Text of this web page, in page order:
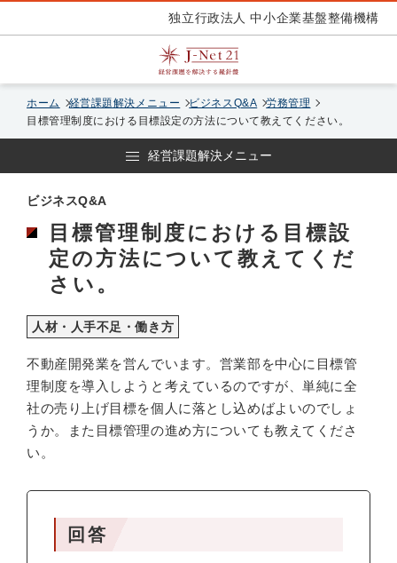
独立行政法人 中小企業基盤整備機構
ホーム 経営課題解決メニュー ビジネスQ&A
労務管理
目標管理制度における目標設定の方法について教えてください。
経営課題解決メニュー
ビジネスQ&A
目標管理制度における目標設
定の方法について教えてくだ
さい。
人材・人手不足・働き方
不動産開発業を営んでいます。営業部を中心に目標管
理制度を導入しようと考えているのですが、単純に全
社の売り上げ目標を個人に落とし込めばよいのでしょ
うか。また目標管理の進め方についても教えてくださ
い。
回答